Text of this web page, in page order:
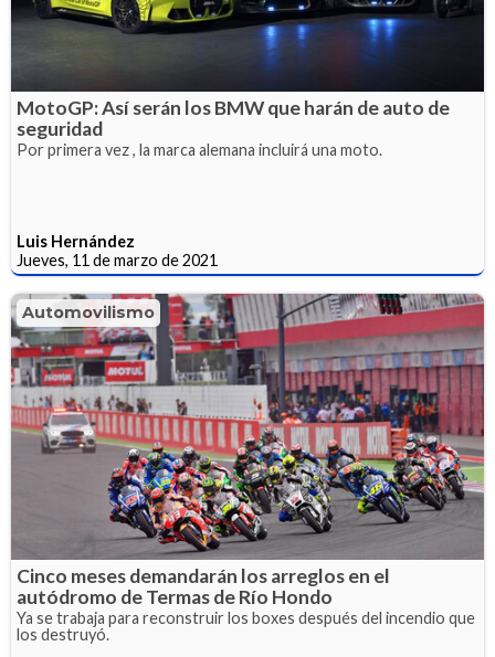
MotoGP: Así serán los BMW que harán de auto de
seguridad
Por primera vez , la marca alemana incluirá una moto.
Luis Hernández
Jueves, 11 de marzo de 2021
Automovilismo
Cinco meses demandarán los arreglos en el
autódromo de Termas de Río Hondo
Ya se trabaja para reconstruir los boxes después del incendio que
los destruyó.